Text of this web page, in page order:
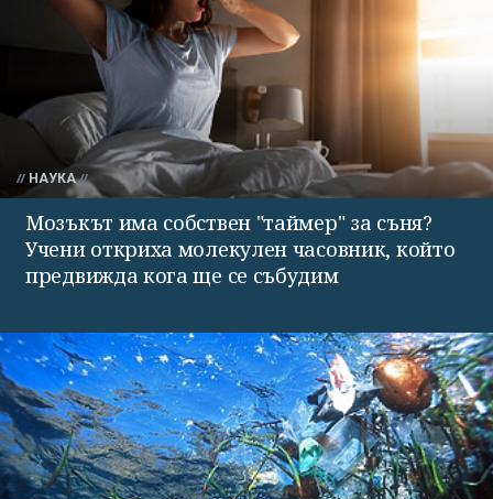
НАУКА
Мозъкът има собствен "таймер" за съня?
Учени откриха молекулен часовник, който
предвижда кога ще се събудим